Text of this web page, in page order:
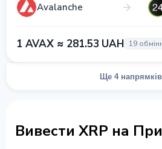
Avalanche
1 AVAX ≈ 281.53 UAH 19
Ще 4 напрямків
Вивести XRP на